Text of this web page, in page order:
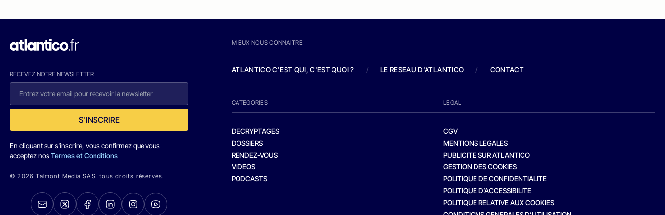
RECEVEZ NOTRE NEWSLETTER
S'INSCRIRE
En cliquant sur s'inscrire, vous confirmez que vous
acceptez nosTermes et Conditions
© 2026 Talmont Media SAS. tous droits réservés.
MIEUX NOUS CONNAITRE
ATLANTICO C'EST QUI, C'EST QUOI ? / LE RESEAU D'ATLANTICO / CONTACT
CATEGORIES
DECRYPTAGES
DOSSIERS
RENDEZ-VOUS
VIDEOS
PODCASTS
LEGAL
CGV
MENTIONS LEGALES
PUBLICITE SUR ATLANTICO
GESTION DES COOKIES
POLITIQUE DE CONFIDENTIALITE
POLITIQUE D’ACCESSIBILITE
POLITIQUE RELATIVE AUX COOKIES